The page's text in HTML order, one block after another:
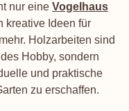
nur eine Vogelhaus
kreative Ideen für
Holzarbeiten sind
Hobby, sondern
und praktische
zu erschaffen.